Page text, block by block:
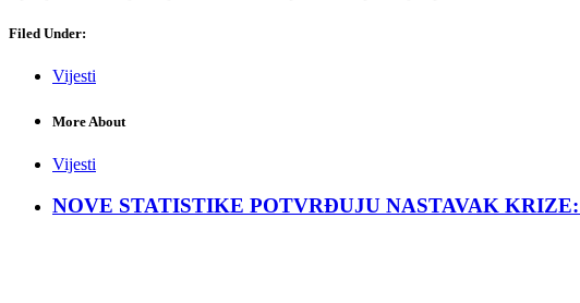
Filed Under:
Vijesti
More About
Vijesti
NOVE STATISTIKE POTVRĐUJU NASTAVAK